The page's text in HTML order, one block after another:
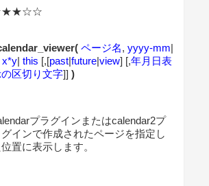
ページ名,yyyy-mm|
x*y|this [,[past|future|view] [,年月日表
の区切り文字]])
プラグインまたはcalendar2プ
グインで作成されたページを指定し
置に表示します。